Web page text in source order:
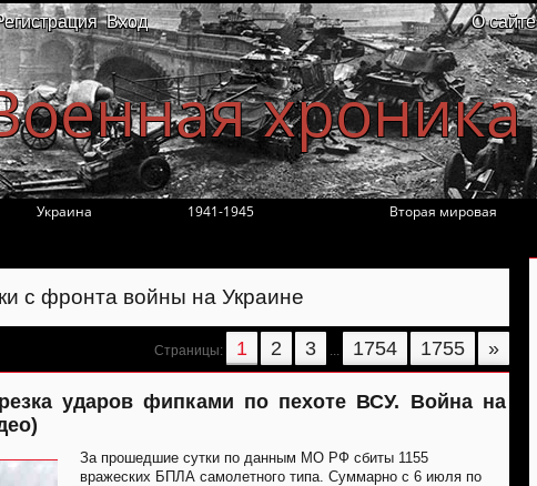
Вход О сайте
хроника
Украина 1941-1945 Вторая мировая
с фронта войны на Украине
Страницы: 1 2 3 ... 1754 1755 »
ударов фипками по пехоте ВСУ. Война на
За прошедшие сутки по данным МО РФ сбиты 1155
вражеских БПЛА самолетного типа. Суммарно с 6 июля по